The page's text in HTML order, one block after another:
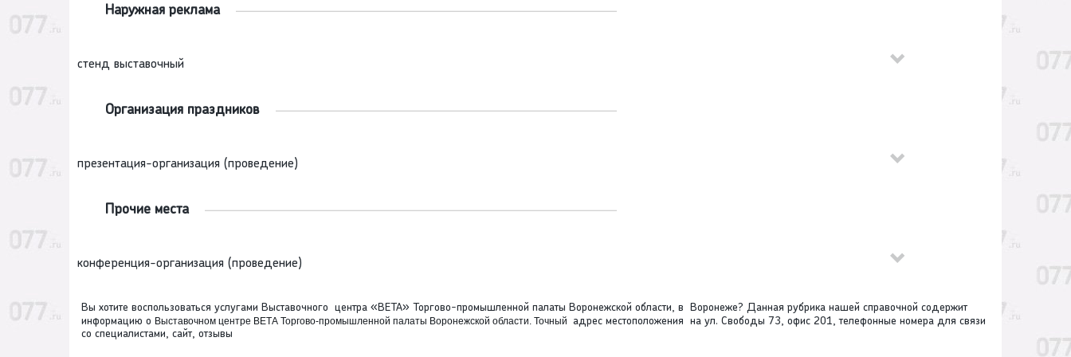
Наружная реклама
стенд выставочный
Организация праздников
презентация-организация (проведение)
Прочие места
конференция-организация (проведение)
Вы хотите воспользоваться услугами Выставочного центра «ВЕТА» Торгово-промышленной палаты Воронежской области, в Воронеже? Данная рубрика нашей справочной содержит
информацию о Выставочном центре ВЕТА Торгово-промышленной палаты Воронежской области. Точный адрес местоположения на ул. Свободы 73, офис 201, телефонные номера для связи
со специалистами, сайт, отзывы